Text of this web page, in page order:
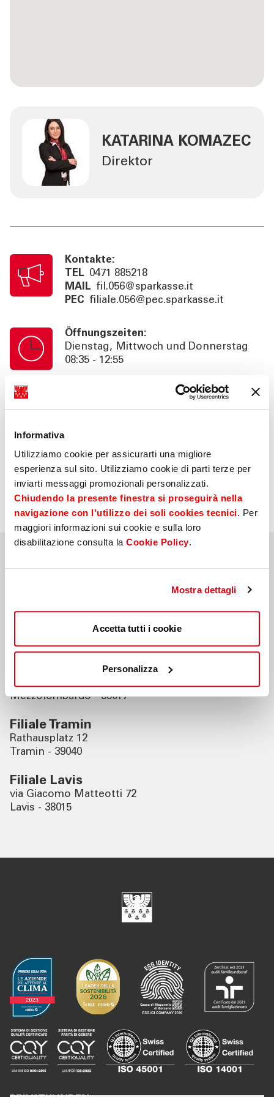
Informativa
Utilizziamo cookie per assicurarti una migliore
esperienza sul sito. Utilizziamo cookie di parti terze per
inviarti messaggi promozionali personalizzati.
Chiudendo la presente finestra si proseguirà nella
navigazione con l'utilizzo dei soli cookies tecnici. Per
maggiori informazioni sui cookie e sulla loro
disabilitazione consulta la Cookie Policy.
Mostra dettagli
Accetta tutti i cookie
Personalizza
KATARINA KOMAZEC
Direktor
Kontakte:
TEL 0471 885218
MAIL fil.056@sparkasse.it
PEC filiale.056@pec.sparkasse.it
Öffnungszeiten:
Dienstag, Mittwoch und Donnerstag
08:35 - 12:55
Kassenschalterzeiten:
Dienstag, Mittwoch und Donnerstag
Information:
Nachmittag auf Termin 14:35 - 16:30
Beratung auf Anfrage bis 18:30. SB. 24h
Nahegelegene Filialen
Filiale Neumarkt
Filiale Mezzolombardo
via Arturo De Varda 36
Mezzolombardo - 38017
Filiale Tramin
Rathausplatz 12
Tramin - 39040
Filiale Lavis
via Giacomo Matteotti 72
Lavis - 38015